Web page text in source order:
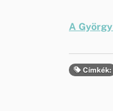
A
Címkék: